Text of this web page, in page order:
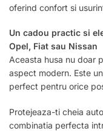
oferind confort si
Un cadou practic si
Opel, Fiat sau Nissan
Aceasta husa nu doar
aspect modern. Este
perfect pentru orice
Protejeaza-ti cheia
combinatia perfecta